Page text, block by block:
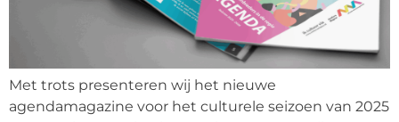
Met trots presenteren wij het nieuwe
agendamagazine voor het culturele seizoen van 2025